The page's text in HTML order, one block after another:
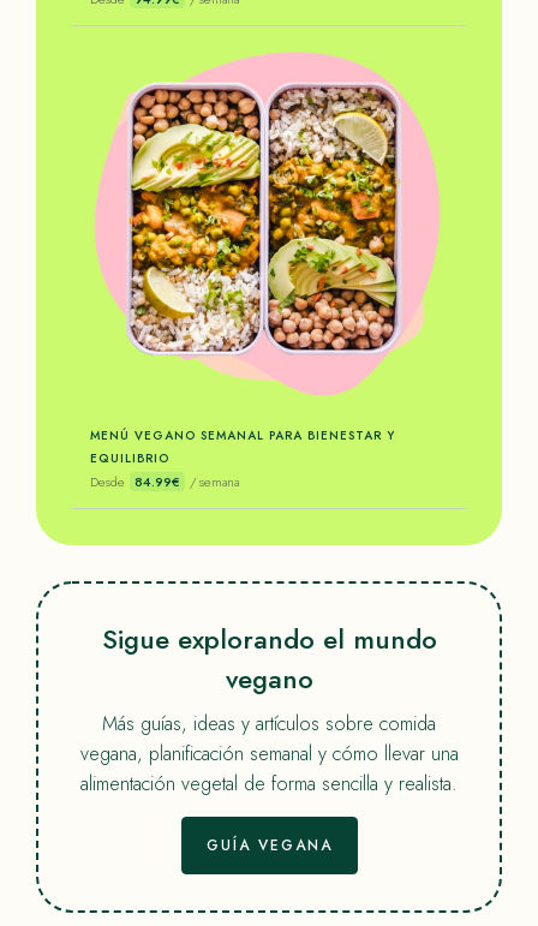
MENÚ VEGANO SEMANAL PARA BIENESTAR Y
EQUILIBRIO
Desde 84.99€ / semana
Sigue explorando el mundo
vegano
Más guías, ideas y artículos sobre comida
vegana, planificación semanal y cómo llevar una
alimentación vegetal de forma sencilla y realista.
GUÍA VEGANA